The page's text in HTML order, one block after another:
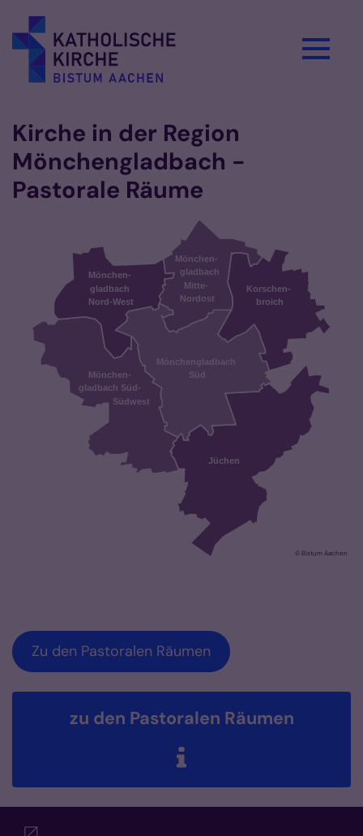
Kirche in der Region
Mönchengladbach -
Pastorale Räume
© Bistum Aachen
Zu den Pastoralen Räumen
zu den Pastoralen Räumen